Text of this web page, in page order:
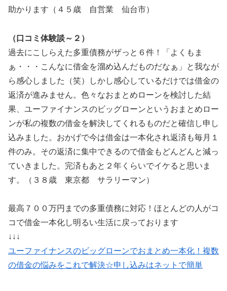
助かります（４５歳 自営業 仙台市）
（口コミ体験談～２）
過去にこしらえた多重債務がザっと６件！「よくもま
ぁ・・・こんなに借金を溜め込んだものだなぁ」と我なが
ら感心しました（笑）しかし感心しているだけでは借金の
返済が進みません。色々なおまとめローンを検討した結
果、ユーファイナンスのビッグローンというおまとめロー
ンが私の複数の借金を解決してくれるものだと確信し申し
込みました。おかげで今は借金は一本化され返済も毎月１
件のみ。その返済に集中できるので借金もどんどんと減っ
ていきました。完済もあと２年くらいでイケると思いま
す。（３８歳 東京都 サラリーマン）
最高７００万円までの多重債務に対応！ほとんどの人がコ
コで借金一本化し明るい生活に戻っております
↓↓↓
ユーファイナンスのビッグローンでおまとめ一本化！複数
の借金の悩みをこれで解決☆申し込みはネットで簡単